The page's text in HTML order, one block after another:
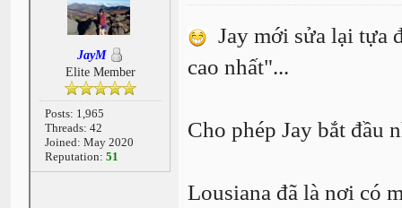
JayM
Elite Member
Posts: 1,965
Threads: 42
Joined: May 2020
Reputation: 51
Jay mới sửa lại tựa
cao nhất"...
Cho phép Jay bắt đầu
Lousiana đã là nơi có